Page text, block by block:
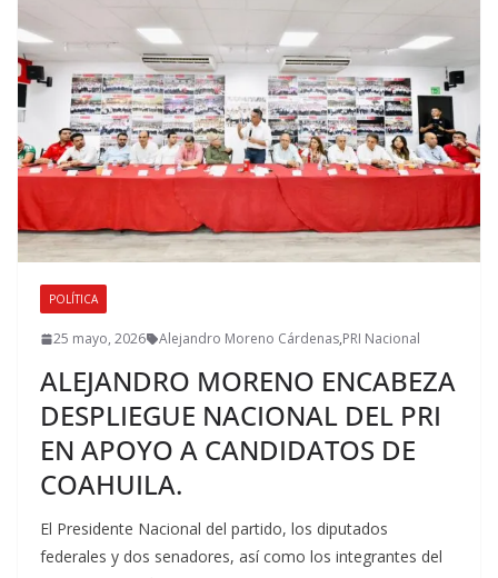
POLÍTICA
25 mayo, 2026 Alejandro Moreno Cárdenas,PRI Nacional
ALEJANDRO MORENO ENCABEZA
DESPLIEGUE NACIONAL DEL PRI
EN APOYO A CANDIDATOS DE
COAHUILA.
El Presidente Nacional del partido, los diputados
federales y dos senadores, así como los integrantes del